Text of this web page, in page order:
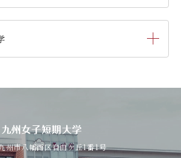
［管理栄養士課程］
幼児教育学科
（旧 人間発達学科 人間発達
学専攻
州市八幡西区自由ケ丘1番1号